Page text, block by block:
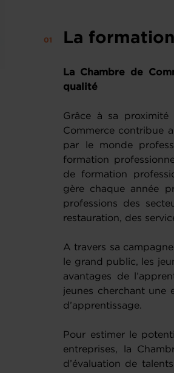
La
La Chambre de
qualité
Grâce à sa proximité
Commerce contribue
par le monde
formation
de formation
gère chaque année
professions des
restauration, des
A travers sa
le grand public, les
avantages de
jeunes cherchant une
d’apprentissage.
Pour estimer le
entreprises, la
d’évaluation de